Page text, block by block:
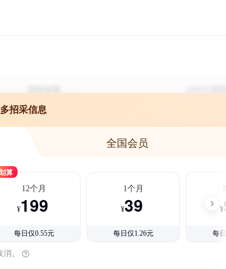
招采信息
全国会员
算
12个月
¥199
每日仅0.55元
1个月
¥39
每日仅1.26元
¥
每
。